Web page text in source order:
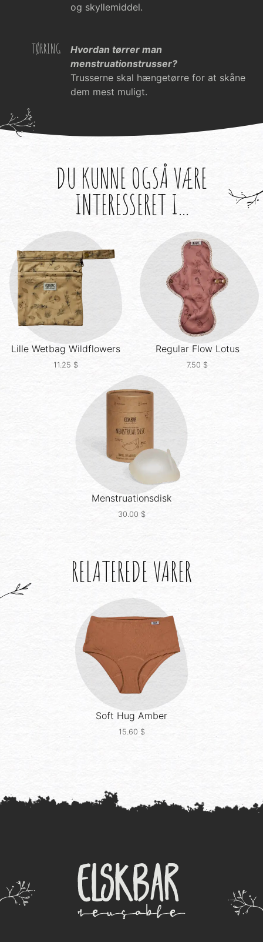
og skyllemiddel.
TØRRING
Hvordan tørrer man
menstruationstrusser?
Trusserne skal hængetørre for at skåne
dem mest muligt.
DU KUNNE OGSÅ VÆRE
INTERESSERET I...
Lille Wetbag Wildflowers
11.25 $
Regular Flow Lotus
7.50 $
Menstruationsdisk
30.00 $
RELATEREDE VARER
Soft Hug Amber
15.60 $